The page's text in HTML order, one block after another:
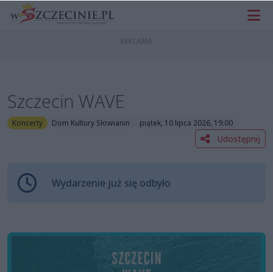
Szczecin WAVE
Koncerty Dom Kultury Słowianin piątek, 10 lipca 2026, 19:00
Udostępnij
Wydarzenie już się odbyło